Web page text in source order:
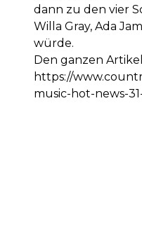
dann zu den vier
Willa Gray, Ada
würde.
Den ganzen
https://
music-hot-news-